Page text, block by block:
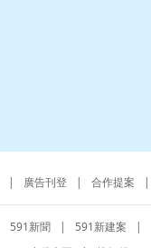
| 廣告刊登 | 合作提案 |
591新聞 | 591新建案 |